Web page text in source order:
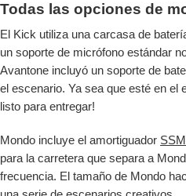
Todas las opciones de
El Kick utiliza una carcasa de
un soporte de micrófono estándar
Avantone incluyó un soporte de
el escenario. Ya sea que esté en el
listo para entregar!
Mondo incluye el amortiguador
para la carretera que separa a
frecuencia. El tamaño de Mondo